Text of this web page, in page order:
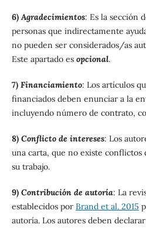
6)Agradecimientos: Es la sección
personas que indirectamente
no pueden ser considerados/as
Este apartado es opcional.
7) Financiamiento: Los artículos
financiados deben enunciar a la
incluyendo número de contrato,
8) Conflicto de intereses: Los
una carta, que no existe
su trabajo.
9) Contribución de autoría: La
establecidos por Brand et al. 2015
autoría. Los autores deben